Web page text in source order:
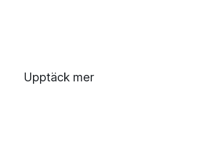
Upptäck mer